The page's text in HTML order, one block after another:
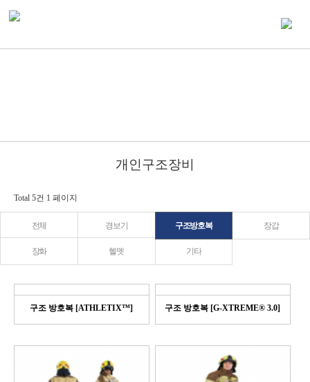
개인구조장비
Total 5건 1 페이지
전체 경보기 구조방호복 장갑
장화 헬멧 기타
구조 방호복 [ATHLETIX™] 구조 방호복 [G-XTREME® 3.0]